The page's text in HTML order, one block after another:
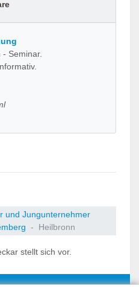
- Seminar.
und Jungunternehmer
Heilbronn
stellt sich vor.